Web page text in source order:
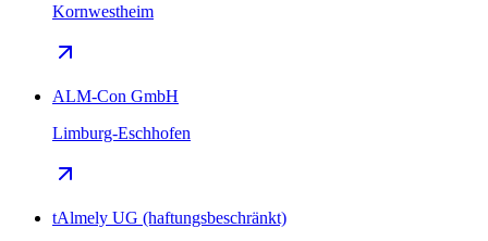
Kornwestheim
ALM-Con GmbH
Limburg-Eschhofen
tAlmely UG (haftungsbeschränkt)